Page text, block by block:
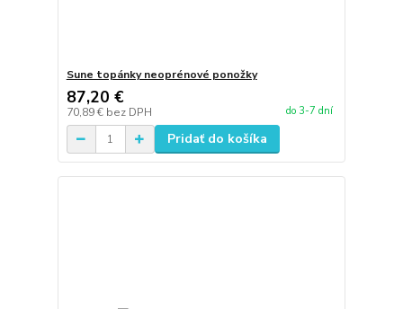
Sune topánky neoprénové ponožky
87,20 €
70,89 € bez DPH do 3-7 dní
Pridať do košíka